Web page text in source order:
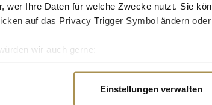
wer Ihre Daten für welche Zwecke nutzt. Sie
auf das Privacy Trigger Symbol ändern
wir auch gerne:
wie Ihre persönlichen Daten verarbeitet
Einstellungen verwalten